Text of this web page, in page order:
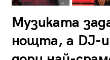
Музиката
нощта, а DJ-